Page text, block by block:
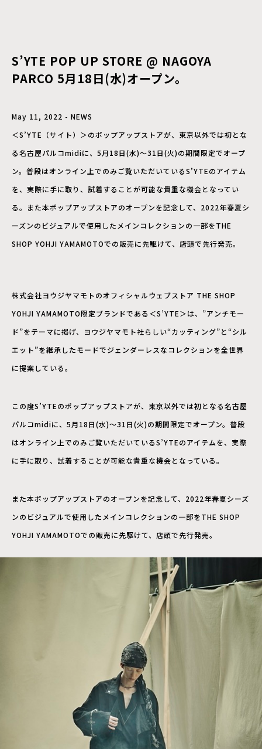
S’YTE POP UP STORE @ NAGOYA
PARCO 5月18日(水)オープン。
May 11, 2022 - NEWS
＜S’YTE（サイト）＞のポップアップストアが、東京以外では初とな
る名古屋パルコmidiに、5月18日(水)～31日(火)の期間限定でオープ
ン。普段はオンライン上でのみご覧いただいているS’YTEのアイテム
を、実際に手に取り、試着することが可能な貴重な機会となってい
る。また本ポップアップストアのオープンを記念して、2022年春夏シ
ーズンのビジュアルで使用したメインコレクションの一部をTHE
SHOP YOHJI YAMAMOTOでの販売に先駆けて、店頭で先行発売。
株式会社ヨウジヤマモトのオフィシャルウェブストア THE SHOP
YOHJI YAMAMOTO限定ブランドである＜S’YTE＞は、”アンチモー
ド”をテーマに掲げ、ヨウジヤマモト社らしい“カッティング”と“シル
エット”を継承したモードでジェンダーレスなコレクションを全世界
に提案している。
この度S’YTEのポップアップストアが、東京以外では初となる名古屋
パルコmidiに、5月18日(水)～31日(火)の期間限定でオープン。普段
はオンライン上でのみご覧いただいているS’YTEのアイテムを、実際
に手に取り、試着することが可能な貴重な機会となっている。
また本ポップアップストアのオープンを記念して、2022年春夏シーズ
ンのビジュアルで使用したメインコレクションの一部をTHE SHOP
YOHJI YAMAMOTOでの販売に先駆けて、店頭で先行発売。